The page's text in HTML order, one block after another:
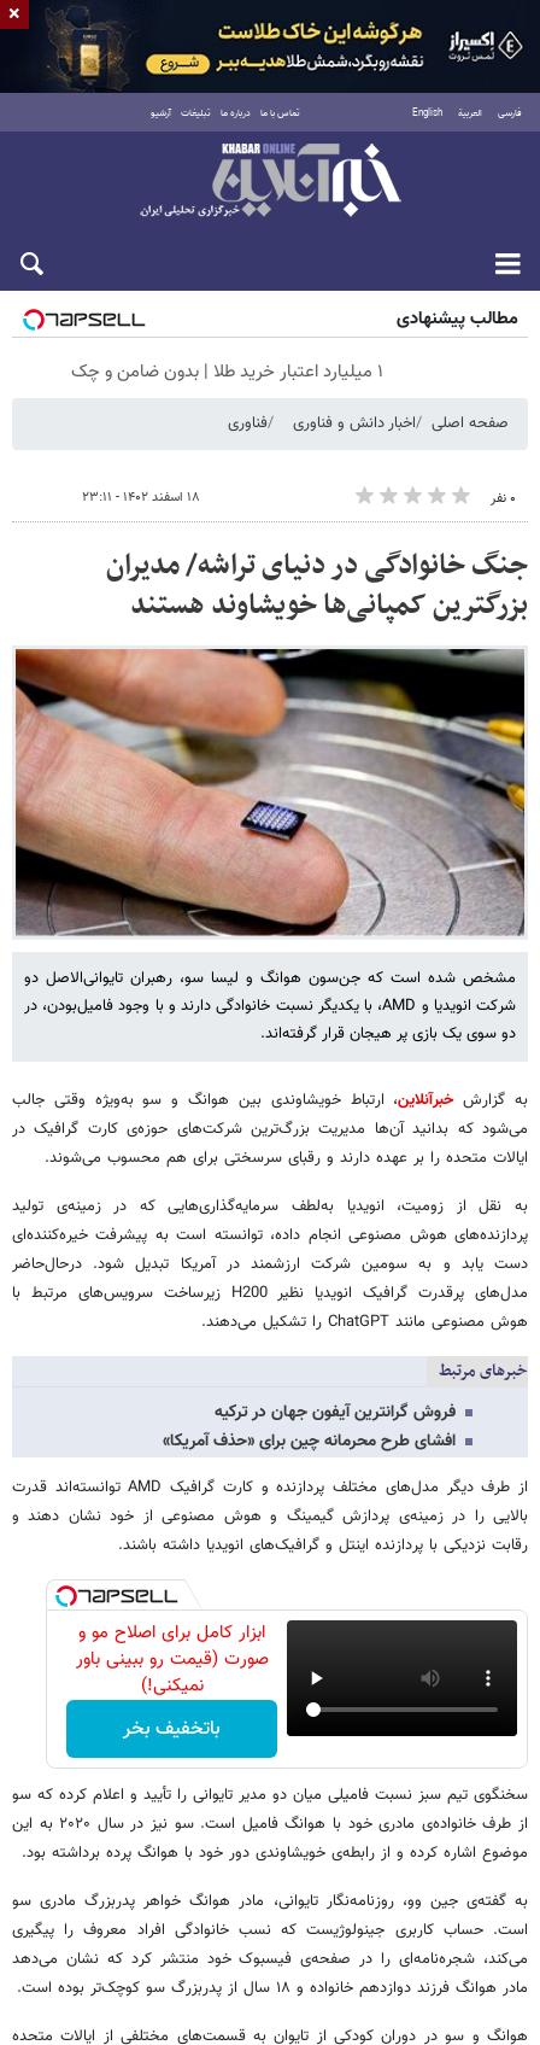
فارسی العربية English تماس با ما درباره ما تبلیغات آرشیو
جمعه ۱۶ مرداد ۱۴۰۵
مطالب پیشنهادی
۱ میلیارد اعتبار خرید طلا | بدون ضامن و چک
صفحه اصلی اخبار دانش و فناوری فناوری
۰ نفر ۱۸ اسفند ۱۴۰۲ - ۲۳:۱۱
جنگ خانوادگی در دنیای تراشه/ مدیران
بزرگترین کمپانی‌ها خویشاوند هستند
مشخص شده است که جن‌سون هوانگ و لیسا سو، رهبران تایوانی‌الاصل دو
شرکت انویدیا و AMD، با یکدیگر نسبت خانوادگی دارند و با وجود فامیل‌بودن، در
دو سوی یک بازی پر هیجان قرار گرفته‌اند.
به گزارشخبرآنلاین، ارتباط خویشاوندی بین هوانگ و سو به‌ویژه وقتی جالب
می‌شود که بدانید آن‌ها مدیریت بزرگ‌ترین شرکت‌های حوزه‌ی کارت‌ گرافیک در
ایالات متحده را بر عهده دارند و رقبای سرسختی برای هم محسوب می‌شوند.
به نقل از زومیت، انویدیا به‌لطف سرمایه‌گذاری‌هایی که در زمینه‌ی تولید
پردازنده‌های هوش مصنوعی انجام داده، توانسته است به پیشرفت خیره‌کننده‌ای
دست یابد و به سومین شرکت ارزشمند در آمریکا تبدیل شود. درحال‌حاضر
مدل‌های پرقدرت گرافیک انویدیا نظیر H200 زیرساخت‌ سرویس‌های مرتبط با
هوش مصنوعی مانند ChatGPT را تشکیل می‌دهند.
خبرهای مرتبط
فروش گرانترین آیفون جهان در ترکیه
افشای طرح محرمانه چین برای «حذف آمریکا»
از طرف دیگر مدل‌های مختلف پردازنده و کارت گرافیک AMD توانسته‌اند قدرت
بالایی را در زمینه‌ی پردازش گیمینگ و هوش مصنوعی از خود نشان دهند و
رقابت نزدیکی با پردازنده اینتل و گرافیک‌های انویدیا داشته باشند.
ابزار کامل برای اصلاح مو و
صورت (قیمت رو ببینی باور
نمیکنی!)
باتخفیف بخر
سخنگوی تیم سبز نسبت فامیلی میان دو مدیر تایوانی را تأیید و اعلام کرده که سو
از طرف خانواده‌ی مادری خود با هوانگ فامیل است. سو نیز در سال ۲۰۲۰ به این
موضوع اشاره کرده و از رابطه‌ی خویشاوندی دور خود با هوانگ پرده برداشته بود.
به گفته‌ی جین وو، روزنامه‌نگار تایوانی، مادر هوانگ خواهر پدربزرگ مادری سو
است. حساب کاربری جینولوژیست که نسب خانوادگی افراد معروف را پیگیری
می‌کند، شجره‌نامه‌ای را در صفحه‌ی فیسبوک خود منتشر کرد که نشان می‌دهد
مادر هوانگ فرزند دوازدهم خانواده و ۱۸ سال از پدربزرگ سو کوچک‌تر بوده است.
هوانگ و سو در دوران کودکی از تایوان به قسمت‌های مختلفی از ایالات متحده
×